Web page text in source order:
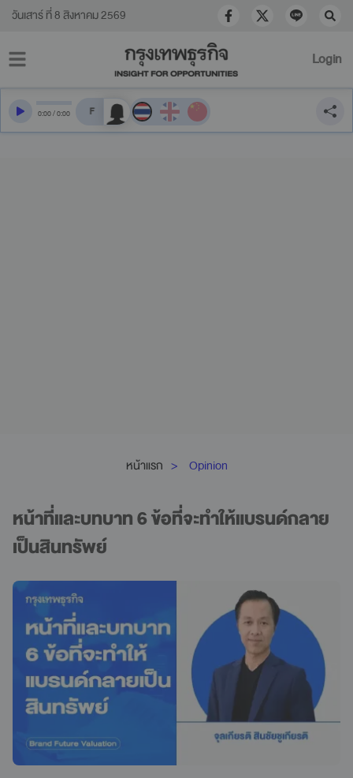
วันเสาร์ ที่ 8 สิงหาคม 2569
Login
หน้าแรก Opinion
หน้าที่และบทบาท 6 ข้อที่จะทำให้แบรนด์กลาย
เป็นสินทรัพย์
0:00/0:00 สลับเสียงอ่าน